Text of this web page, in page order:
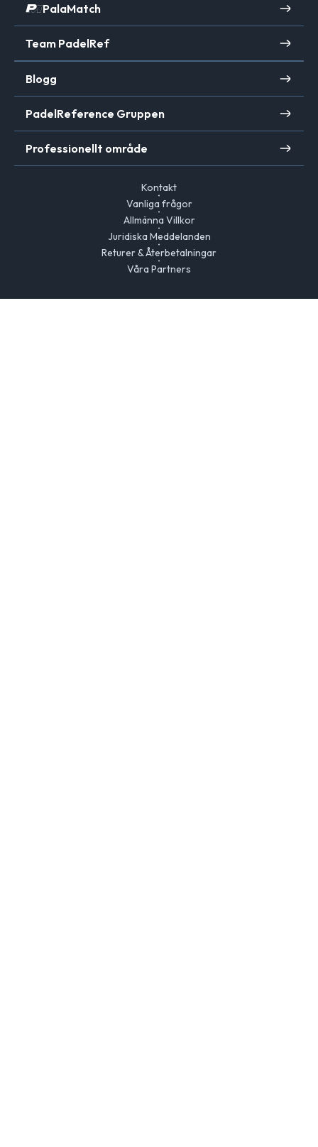
PalaMatch
Team PadelRef
Blogg
PadelReference Gruppen
Professionellt område
Kontakt
Vanliga frågor
Allmänna Villkor
Juridiska Meddelanden
Returer & Återbetalningar
Våra Partners